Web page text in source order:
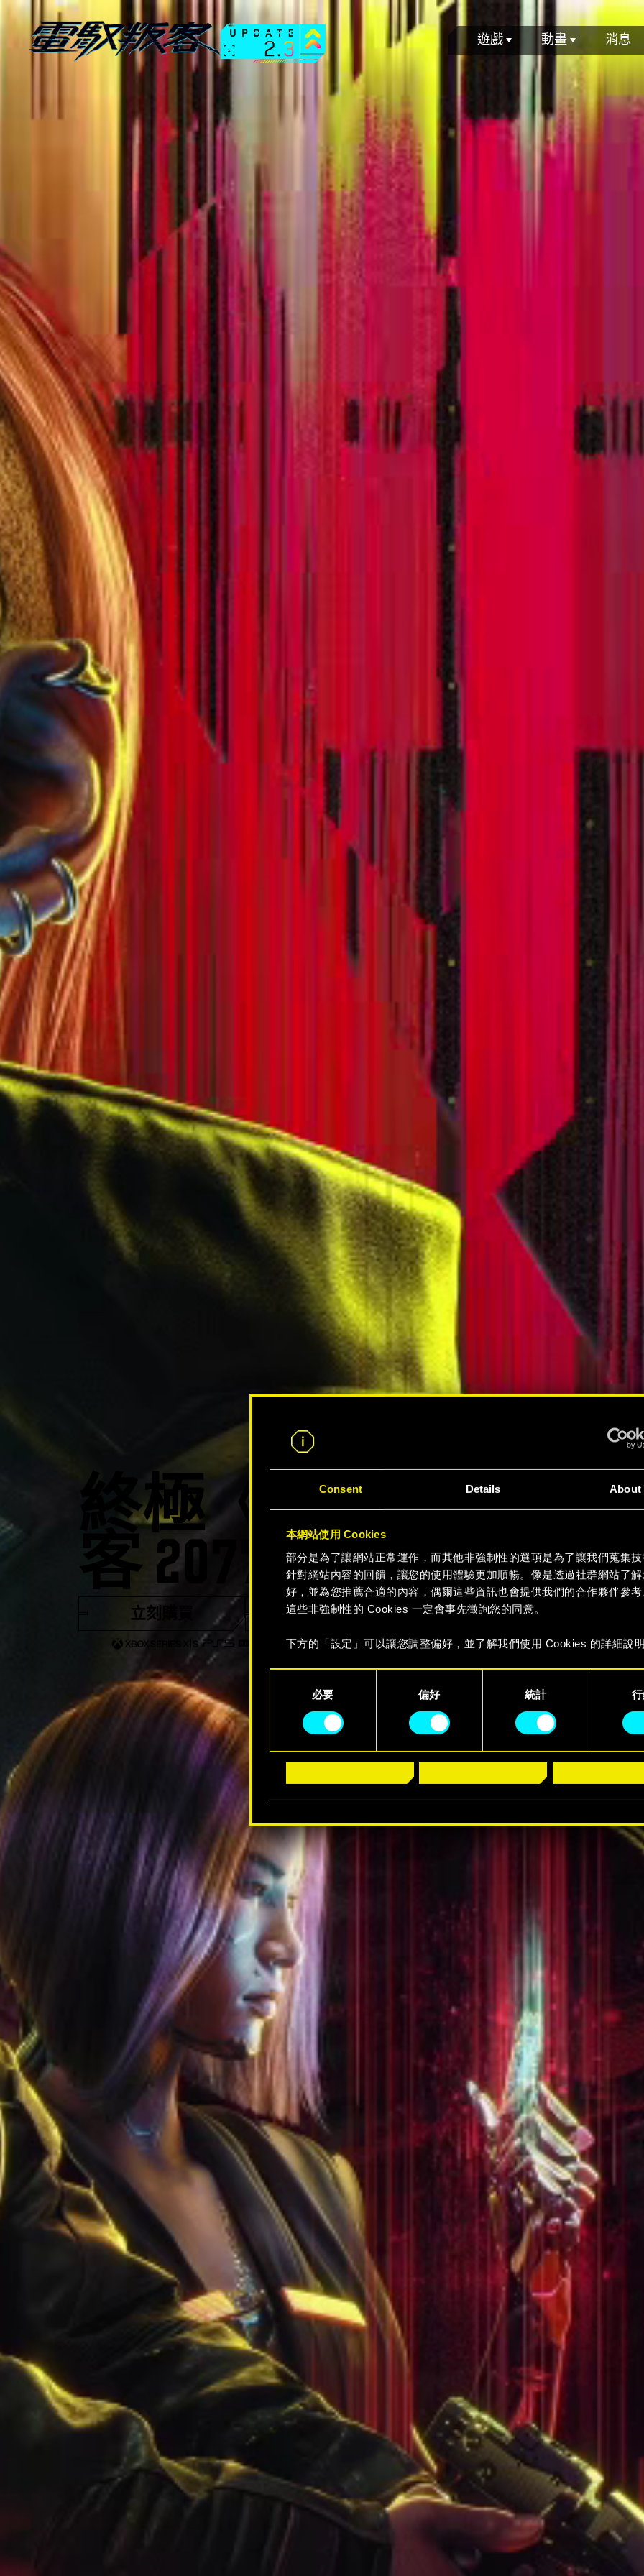
Consent Details About
本網站使用 Cookies
部分是為了讓網站正常運作，而其他非強制性的選項是為了讓我們蒐集
針對網站內容的回饋，讓您的使用體驗更加順暢。像是透過社群網站了
好，並為您推薦合適的內容，偶爾這些資訊也會提供我們的合作夥伴參
這些非強制性的 Cookies 一定會事先徵詢您的同意。
下方的「設定」可以讓您調整偏好，並了解我們使用 Cookies 的詳細說
Selection必要 偏好 統計
遊戲 動畫 消息
終極《電馭叛
客 2077》體驗
立刻購買 觀看預告片